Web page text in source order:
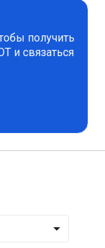
получить
и связаться